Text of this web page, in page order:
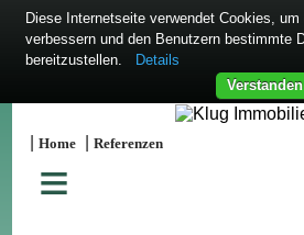
|Home |Referenzen
≡
Diese Internetseite verwendet Cookies,
verbessern und den Benutzern bestimmte
bereitzustellen.
Details
Verstanden